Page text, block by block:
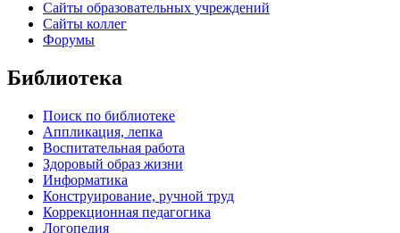
Сайты образовательных учреждений
Сайты коллег
Форумы
Библиотека
Поиск по библиотеке
Аппликация, лепка
Воспитательная работа
Здоровый образ жизни
Информатика
Конструирование, ручной труд
Коррекционная педагогика
Логопедия